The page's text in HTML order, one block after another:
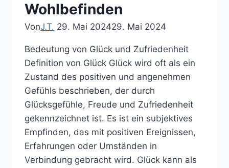
Wohlbefinden
VonJ.T. 29. Mai 202429. Mai 2024
Bedeutung von Glück und Zufriedenheit
Definition von Glück Glück wird oft als ein
Zustand des positiven und angenehmen
Gefühls beschrieben, der durch
Glücksgefühle, Freude und Zufriedenheit
gekennzeichnet ist. Es ist ein subjektives
Empfinden, das mit positiven Ereignissen,
Erfahrungen oder Umständen in
Verbindung gebracht wird. Glück kann als